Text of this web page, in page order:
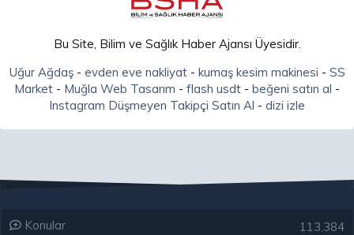
Bu Site, Bilim ve Sağlık Haber Ajansı Üyesidir.
Uğur Ağdaş- evden eve nakliyat- kumaş kesim makinesi - SS
Market - Muğla Web Tasarım - flash usdt - beğeni satın al -
Instagram Düşmeyen Takipçi Satın Al - dizi izle
Konular 113,384